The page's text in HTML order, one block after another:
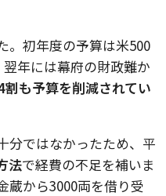
。初年度の予算は米500
年には幕府の財政難か
割も予算を削減されてい
分ではなかったため、平
法で経費の不足を補いま
蔵から3000両を借り受